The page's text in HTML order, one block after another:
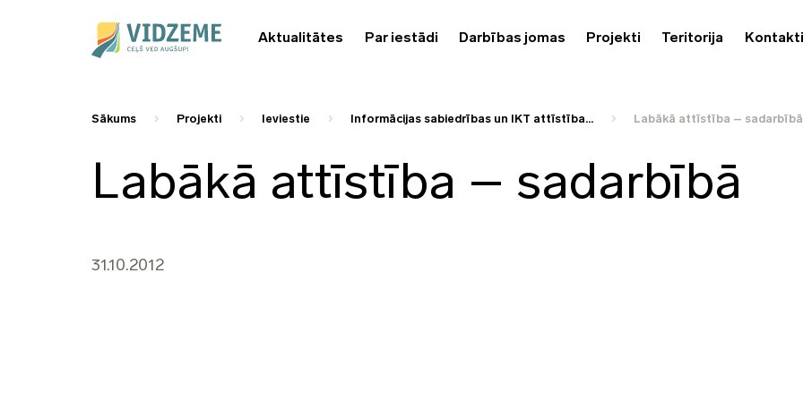
Aktualitātes Par iestādi Darbības jomas Projekti Teritorija Kontakti
Sākums Projekti Ieviestie Informācijas sabiedrības un IKT attīstība... Labākā attīstība – sadarbībā
Labākā attīstība – sadarbībā
31.10.2012